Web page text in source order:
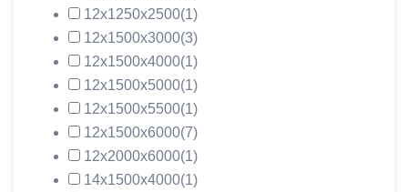
12х1250х2500(1)
12х1500х3000(3)
12х1500х4000(1)
12х1500х5000(1)
12х1500х5500(1)
12х1500х6000(7)
12х2000х6000(1)
14х1500х4000(1)